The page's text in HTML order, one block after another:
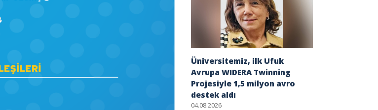
Üniversitemiz, ilk Ufuk
Avrupa WIDERA Twinning
Projesiyle 1,5 milyon avro
destek aldı
04.08.2026